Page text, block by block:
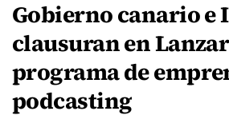
Gobierno canario e
clausuran en
programa de
podcasting